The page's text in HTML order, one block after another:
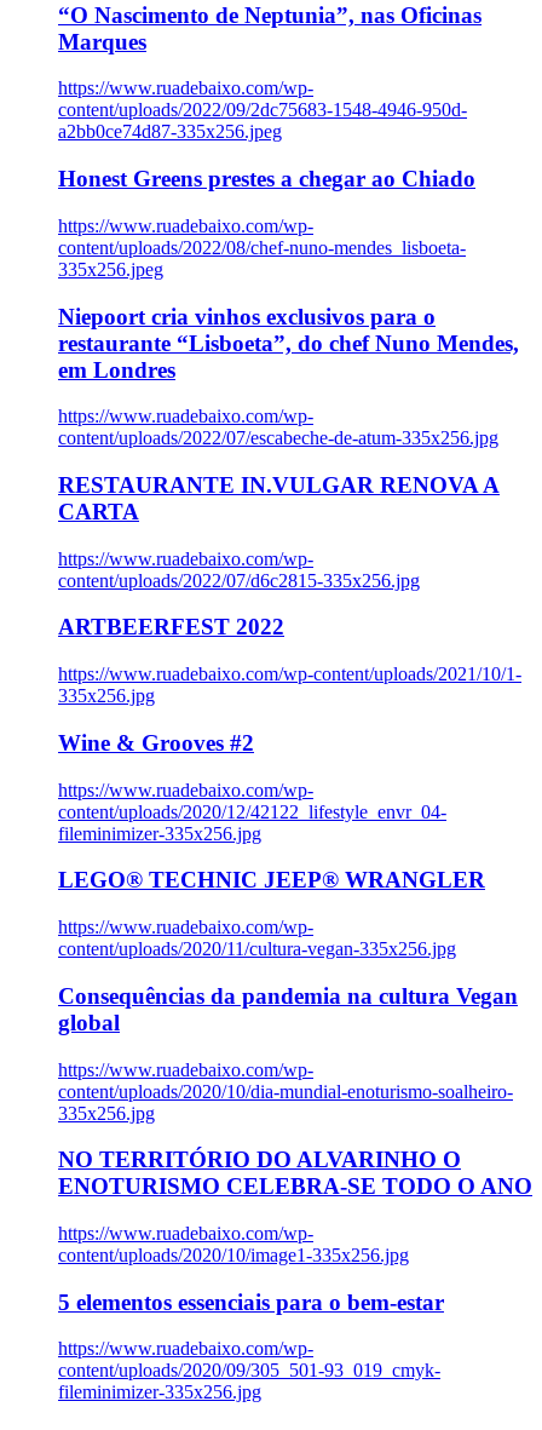
“O Nascimento de Neptunia”, nas Oficinas
Marques
https://www.ruadebaixo.com/wp-
content/uploads/2022/09/2dc75683-1548-4946-950d-
a2bb0ce74d87-335x256.jpeg
Honest Greens prestes a chegar ao Chiado
https://www.ruadebaixo.com/wp-
content/uploads/2022/08/chef-nuno-mendes_lisboeta-
335x256.jpeg
Niepoort cria vinhos exclusivos para o
restaurante “Lisboeta”, do chef Nuno Mendes,
em Londres
https://www.ruadebaixo.com/wp-
content/uploads/2022/07/escabeche-de-atum-335x256.jpg
RESTAURANTE IN.VULGAR RENOVA A
CARTA
https://www.ruadebaixo.com/wp-
content/uploads/2022/07/d6c2815-335x256.jpg
ARTBEERFEST 2022
https://www.ruadebaixo.com/wp-content/uploads/2021/10/1-
335x256.jpg
Wine & Grooves #2
https://www.ruadebaixo.com/wp-
content/uploads/2020/12/42122_lifestyle_envr_04-
fileminimizer-335x256.jpg
LEGO® TECHNIC JEEP® WRANGLER
https://www.ruadebaixo.com/wp-
content/uploads/2020/11/cultura-vegan-335x256.jpg
Consequências da pandemia na cultura Vegan
global
https://www.ruadebaixo.com/wp-
content/uploads/2020/10/dia-mundial-enoturismo-soalheiro-
335x256.jpg
NO TERRITÓRIO DO ALVARINHO O
ENOTURISMO CELEBRA-SE TODO O ANO
https://www.ruadebaixo.com/wp-
content/uploads/2020/10/image1-335x256.jpg
5 elementos essenciais para o bem-estar
https://www.ruadebaixo.com/wp-
content/uploads/2020/09/305_501-93_019_cmyk-
fileminimizer-335x256.jpg